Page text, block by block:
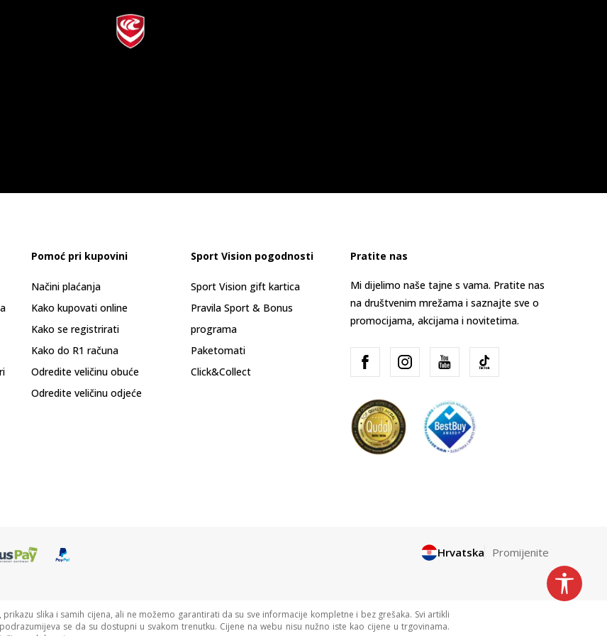
Pomoć pri kupovini
Načini plaćanja
Kako kupovati online
Kako se registrirati
Kako do R1 računa
Odredite veličinu obuće
Odredite veličinu odjeće
Sport Vision pogodnosti
Sport Vision gift kartica
Pravila Sport & Bonus
programa
Paketomati
Click&Collect
Pratite nas
Mi dijelimo naše tajne s vama. Pratite nas
na društvenim mrežama i saznajte sve o
promocijama, akcijama i novitetima.
Hrvatska Promijenite
slika i samih cijena, ali ne možemo garantirati da su sve informacije kompletne i bez grešaka. Svi artikli
se da su dostupni u svakom trenutku. Cijene na webu nisu nužno iste kao cijene u trgovinama.